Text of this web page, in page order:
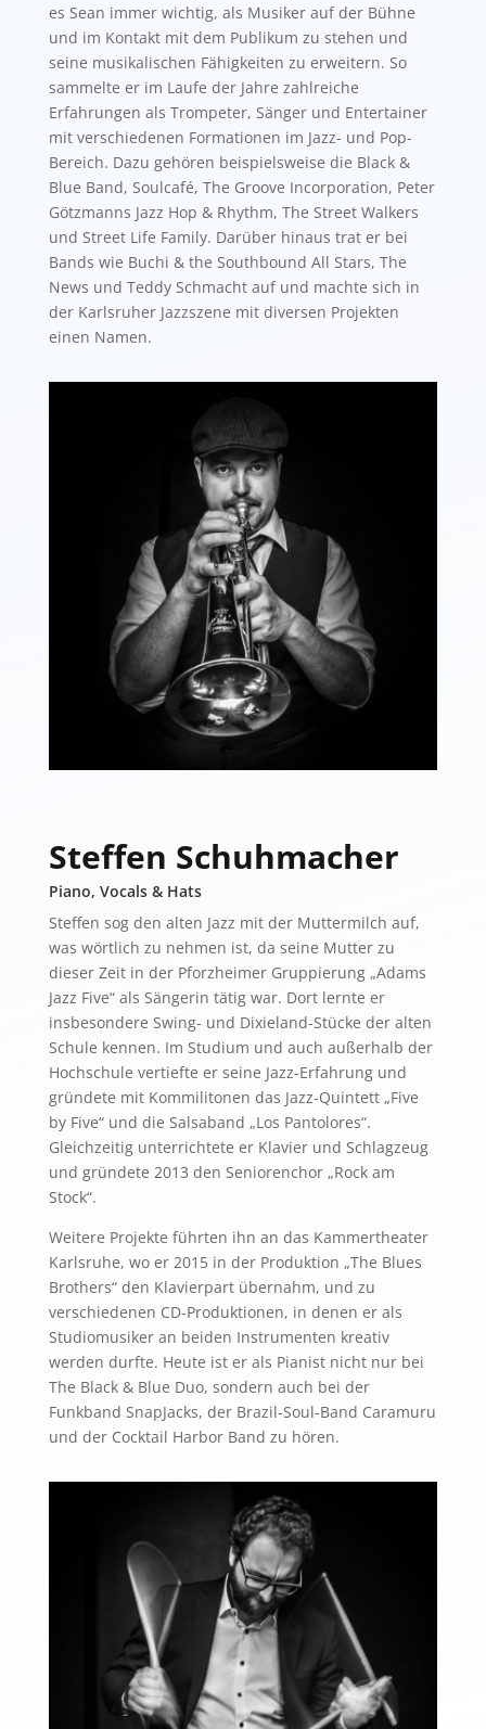
es Sean immer wichtig, als Musiker auf der Bühne
und im Kontakt mit dem Publikum zu stehen und
seine musikalischen Fähigkeiten zu erweitern. So
sammelte er im Laufe der Jahre zahlreiche
Erfahrungen als Trompeter, Sänger und Entertainer
mit verschiedenen Formationen im Jazz- und Pop-
Bereich. Dazu gehören beispielsweise die Black &
Blue Band, Soulcafé, The Groove Incorporation, Peter
Götzmanns Jazz Hop & Rhythm, The Street Walkers
und Street Life Family. Darüber hinaus trat er bei
Bands wie Buchi & the Southbound All Stars, The
News und Teddy Schmacht auf und machte sich in
der Karlsruher Jazzszene mit diversen Projekten
einen Namen.
Steffen Schuhmacher
Piano, Vocals & Hats
Steffen sog den alten Jazz mit der Muttermilch auf,
was wörtlich zu nehmen ist, da seine Mutter zu
dieser Zeit in der Pforzheimer Gruppierung „Adams
Jazz Five“ als Sängerin tätig war. Dort lernte er
insbesondere Swing- und Dixieland-Stücke der alten
Schule kennen. Im Studium und auch außerhalb der
Hochschule vertiefte er seine Jazz-Erfahrung und
gründete mit Kommilitonen das Jazz-Quintett „Five
by Five“ und die Salsaband „Los Pantolores“.
Gleichzeitig unterrichtete er Klavier und Schlagzeug
und gründete 2013 den Seniorenchor „Rock am
Stock“.
Weitere Projekte führten ihn an das Kammertheater
Karlsruhe, wo er 2015 in der Produktion „The Blues
Brothers“ den Klavierpart übernahm, und zu
verschiedenen CD-Produktionen, in denen er als
Studiomusiker an beiden Instrumenten kreativ
werden durfte. Heute ist er als Pianist nicht nur bei
The Black & Blue Duo, sondern auch bei der
Funkband SnapJacks, der Brazil-Soul-Band Caramuru
und der Cocktail Harbor Band zu hören.